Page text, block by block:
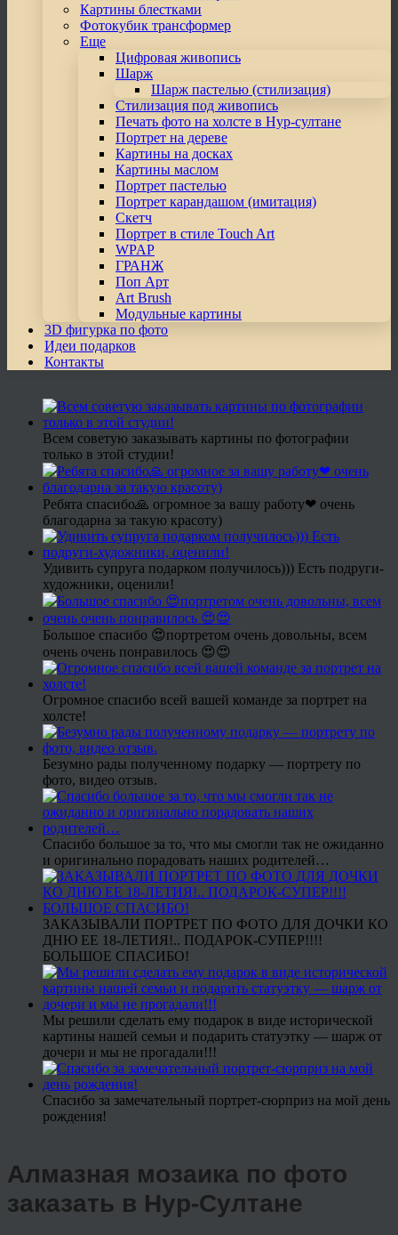
Картины блестками
Фотокубик трансформер
Еще
Цифровая живопись
Шарж
Шарж пастелью (стилизация)
Стилизация под живопись
Печать фото на холсте в Нур-султане
Портрет на дереве
Картины на досках
Картины маслом
Портрет пастелью
Портрет карандашом (имитация)
Скетч
Портрет в стиле Touch Art
WPAP
ГРАНЖ
Поп Арт
Art Brush
Модульные картины
3D фигурка по фото
Идеи подарков
Контакты
Всем советую заказывать картины по фотографии
только в этой студии!
Ребята спасибо🙏 огромное за вашу работу❤ очень
благодарна за такую красоту)
Удивить супруга подарком получилось))) Есть подруги-
художники, оценили!
Большое спасибо 😍портретом очень довольны, всем
очень очень понравилось 😍😍
Огромное спасибо всей вашей команде за портрет на
холсте!
Безумно рады полученному подарку — портрету по
фото, видео отзыв.
Спасибо большое за то, что мы смогли так не ожиданно
и оригинально порадовать наших родителей…
ЗАКАЗЫВАЛИ ПОРТРЕТ ПО ФОТО ДЛЯ ДОЧКИ КО
ДНЮ ЕЕ 18-ЛЕТИЯ!.. ПОДАРОК-СУПЕР!!!!
БОЛЬШОЕ СПАСИБО!
Мы решили сделать ему подарок в виде исторической
картины нашей семьи и подарить статуэтку — шарж от
дочери и мы не прогадали!!!
Спасибо за замечательный портрет-сюрприз на мой день
рождения!
Алмазная мозаика по фото
заказать в Нур-Султане